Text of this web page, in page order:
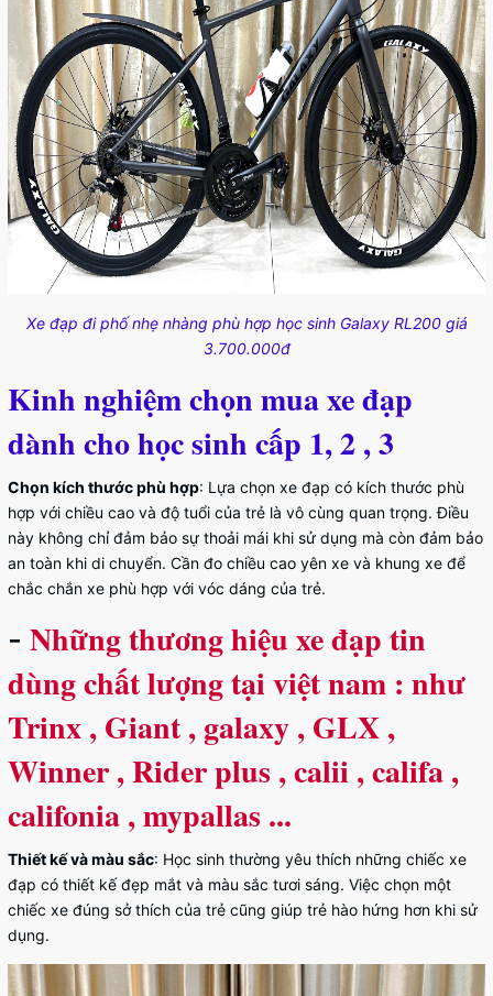
Xe đạp đi phố nhẹ nhàng phù hợp học sinh Galaxy RL200 giá
3.700.000đ
Kinh nghiệm chọn mua xe đạp
dành cho học sinh cấp 1, 2 , 3
Chọn kích thước phù hợp: Lựa chọn xe đạp có kích thước phù
hợp với chiều cao và độ tuổi của trẻ là vô cùng quan trọng. Điều
này không chỉ đảm bảo sự thoải mái khi sử dụng mà còn đảm bảo
an toàn khi di chuyển. Cần đo chiều cao yên xe và khung xe để
chắc chắn xe phù hợp với vóc dáng của trẻ.
- Những thương hiệu xe đạp tin
dùng chất lượng tại việt nam : như
Trinx , Giant , galaxy , GLX ,
Winner , Rider plus , calii , califa ,
califonia , mypallas ...
Thiết kế và màu sắc: Học sinh thường yêu thích những chiếc xe
đạp có thiết kế đẹp mắt và màu sắc tươi sáng. Việc chọn một
chiếc xe đúng sở thích của trẻ cũng giúp trẻ hào hứng hơn khi sử
dụng.